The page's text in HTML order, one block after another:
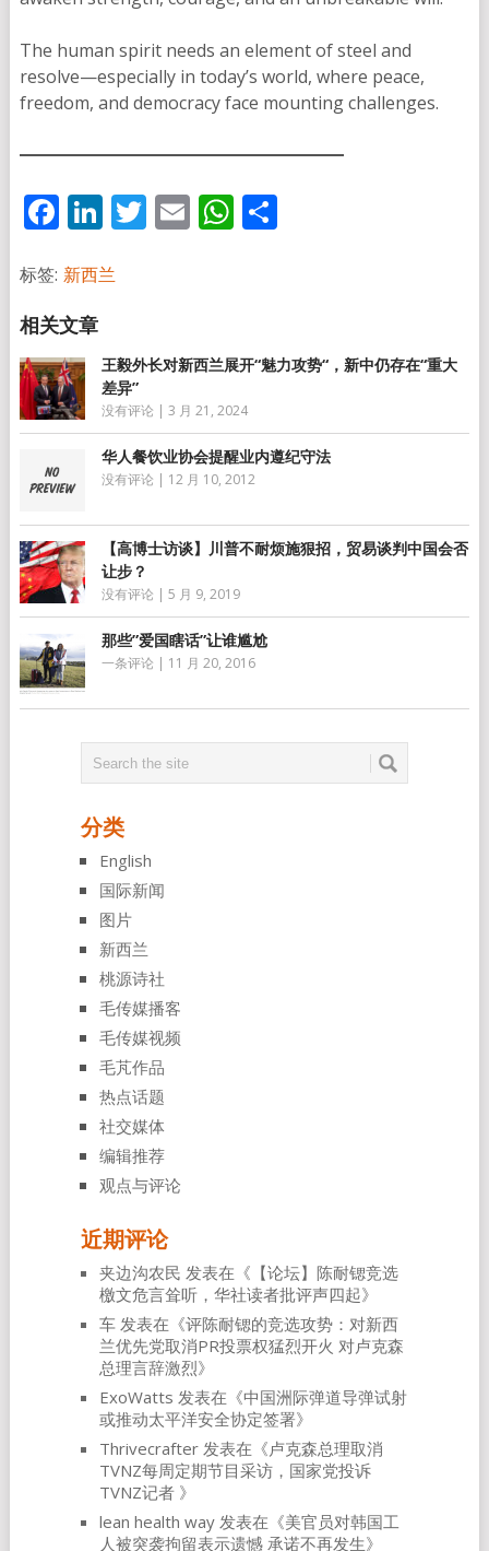
The human spirit needs an element of steel and
resolve—especially in today’s world, where peace,
freedom, and democracy face mounting challenges.
Facebook
LinkedIn
Twitter
EmailWhatsApp
分
标签: 新西兰
王毅外长对新西兰展开“魅力攻势“，新中仍存在“重大
差异”
没有评论 | 3 月 21, 2024
华人餐饮业协会提醒业内遵纪守法
没有评论 | 12 月 10, 2012
【高博士访谈】川普不耐烦施狠招，贸易谈判中国会否
让步？
没有评论 | 5 月 9, 2019
那些”爱国瞎话”让谁尴尬
一条评论 | 11 月 20, 2016
分类
English
国际新闻
图片
新西兰
桃源诗社
毛传媒播客
毛传媒视频
毛芃作品
热点话题
社交媒体
编辑推荐
观点与评论
近期评论
夹边沟农民 发表在《 【论坛】陈耐锶竞选
檄文危言耸听，华社读者批评声四起》
车发表在《评陈耐锶的竞选攻势：对新西
兰优先党取消PR投票权猛烈开火 对卢克森
总理言辞激烈》
ExoWatts 发表在《中国洲际弹道导弹试射
或推动太平洋安全协定签署》
Thrivecrafter发表在《卢克森总理取消
TVNZ每周定期节目采访，国家党投诉
TVNZ记者 》
lean health way发表在《美官员对韩国工
人被突袭拘留表示遗憾 承诺不再发生》